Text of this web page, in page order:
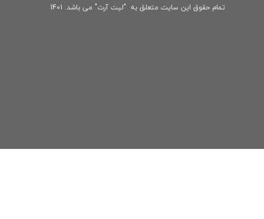
تمام حقوق این سایت متعلق به "لیت آرت" می باشد. 1401